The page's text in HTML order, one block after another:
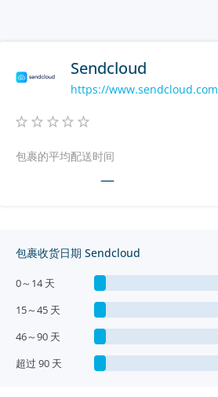
Sendcloud
https://www.sendcloud.com
包裹的平均配送时间
—
包裹收货日期 Sendcloud
0～14 天
15～45 天
46～90 天
超过 90 天